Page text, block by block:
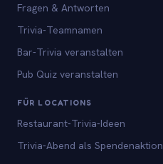
Fragen & Antworten
Trivia-Teamnamen
Bar-Trivia veranstalten
Pub Quiz veranstalten
FÜR LOCATIONS
Restaurant-Trivia-Ideen
Trivia-Abend als Spendenaktion